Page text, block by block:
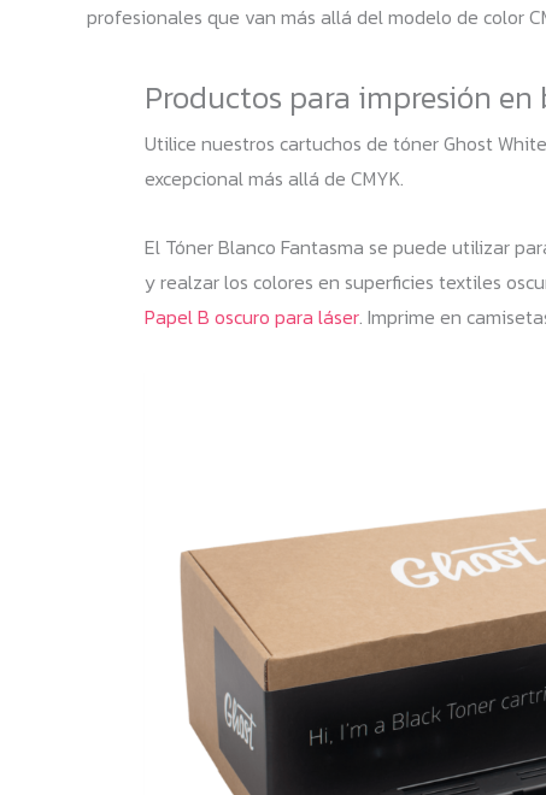
profesionales que van más allá del modelo de color
Productos para impresión
Utilice nuestros cartuchos de tóner Ghost
excepcional más allá de CMYK.
El Tóner Blanco Fantasma se puede utilizar
y realzar los colores en superficies textiles
Papel B oscuro para láser. Imprime en